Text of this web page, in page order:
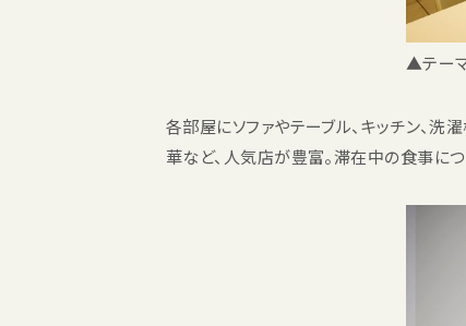
▲テー
各部屋にソファやテーブル、キッチン、洗
華など、人気店が豊富。滞在中の食事に